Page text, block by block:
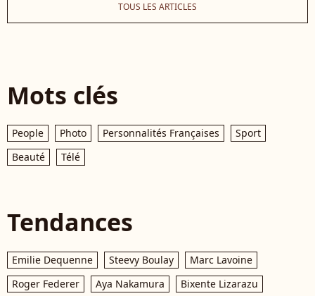
TOUS LES ARTICLES
Mots clés
People Photo Personnalités Françaises
Sport
Beauté
Télé
Tendances
Emilie Dequenne Steevy Boulay
Marc Lavoine
Roger Federer
Aya Nakamura
Bixente Lizarazu